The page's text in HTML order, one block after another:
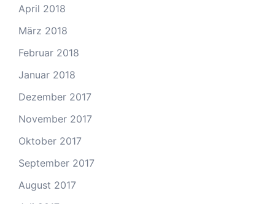
April 2018
März 2018
Februar 2018
Januar 2018
Dezember 2017
November 2017
Oktober 2017
September 2017
August 2017